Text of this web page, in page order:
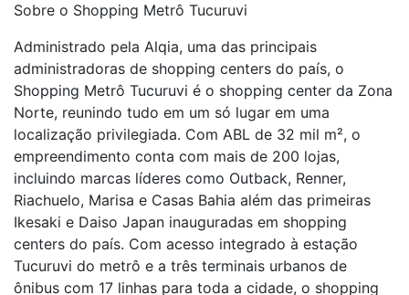
Sobre o Shopping Metrô Tucuruvi
Administrado pela Alqia, uma das principais
administradoras de shopping centers do país, o
Shopping Metrô Tucuruvi é o shopping center da Zona
Norte, reunindo tudo em um só lugar em uma
localização privilegiada. Com ABL de 32 mil m², o
empreendimento conta com mais de 200 lojas,
incluindo marcas líderes como Outback, Renner,
Riachuelo, Marisa e Casas Bahia além das primeiras
Ikesaki e Daiso Japan inauguradas em shopping
centers do país. Com acesso integrado à estação
Tucuruvi do metrô e a três terminais urbanos de
ônibus com 17 linhas para toda a cidade, o shopping